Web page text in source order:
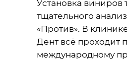
Установка виниров
тщательного
«Против». В
Дент всё проходит
международному